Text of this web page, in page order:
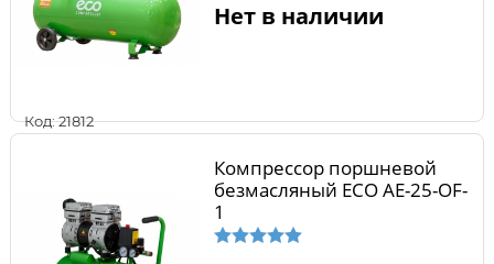
Код: 21812
Нет в наличии
Компрессор поршневой
безмасляный ECO AE-25-OF-
1